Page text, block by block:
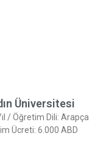
Üniversitesi
/ Öğretim Dili: Arapça
Ücreti: 6.000 ABD